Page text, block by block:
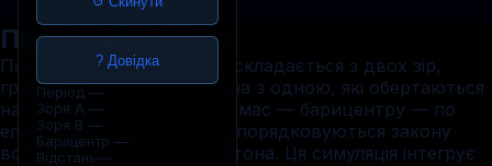
? Довідка
Період —
Зоря A —
Зоря B —
Барицентр —
Відстань—
Про подвійні зорі
Подвійна зоряна система складається з двох зір,
гравітаційно зв'язаних одна з одною, які обертаються
навколо спільного центру мас — барицентру — по
еліптичних орбітах, що підпорядковуються закону
всесвітнього тяжіння Ньютона. Ця симуляція інтегрує